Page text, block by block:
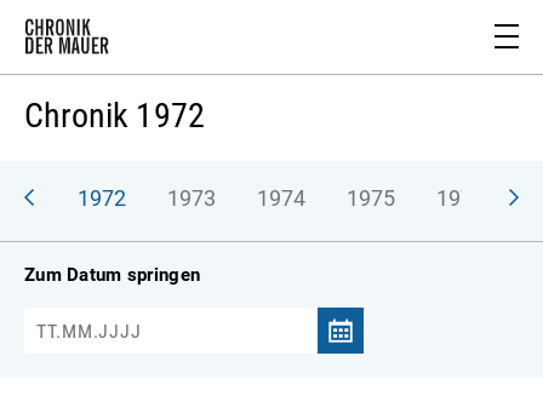
Chronik 1972
1972 1973 1974 1975 1976
Zum Datum springen